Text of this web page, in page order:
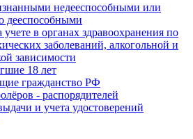
недееспособными или
дееспособными
учете в органах здравоохранения по
заболеваний, алкогольной и
зависимости
18 лет
гражданство РФ
- распорядителей
и учета удостоверений